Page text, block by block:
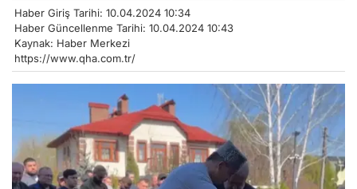
Haber Giriş Tarihi: 10.04.2024 10:34
Haber Güncellenme Tarihi: 10.04.2024 10:43
Kaynak: Haber Merkezi
https://www.qha.com.tr/